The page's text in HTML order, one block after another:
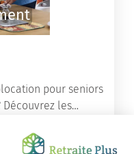
pour seniors